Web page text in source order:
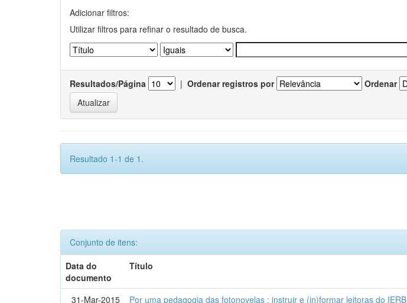
Adicionar filtros:
Utilizar filtros para refinar o resultado de busca.
Resultados/Página | Ordenar registros por Ordenar
Resultado 1-1 de 1.
Conjunto de itens:
Data do
documento
Título
31-Mar-2015 Por uma pedagogia das fotonovelas : instruir e (in)formar leitoras do IERB